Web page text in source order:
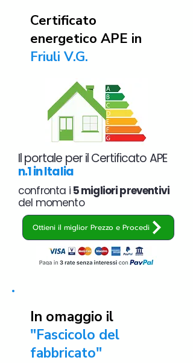
Certificato
energetico APE in
Friuli V.G.
Il portale per il Certificato APE
n.1 in Italia
confronta i 5 migliori preventivi
del momento
Ottieni il miglior Prezzo e Procedi
In omaggio il
"Fascicolo del
fabbricato"